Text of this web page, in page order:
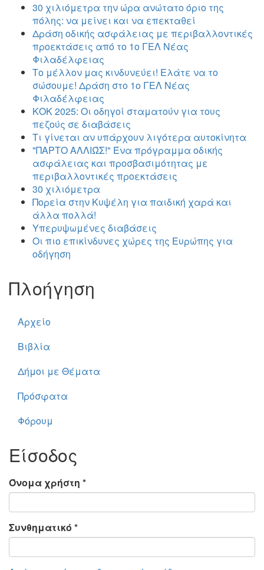
30 χιλιόμετρα την ώρα ανώτατο όριο της
πόλης: να μείνει και να επεκταθεί
Δράση οδικής ασφάλειας με περιβαλλοντικές
προεκτάσεις από το 1ο ΓΕΛ Νέας
Φιλαδέλφειας
Το μέλλον μας κινδυνεύει! Ελάτε να το
σώσουμε! Δράση στο 1ο ΓΕΛ Νέας
Φιλαδέλφειας
ΚΟΚ 2025: Οι οδηγοί σταματούν για τους
πεζούς σε διαβάσεις
Τι γίνεται αν υπάρχουν λιγότερα αυτοκίνητα
"ΠΑΡΤΟ ΑΛΛΙΏΣ!" Ένα πρόγραμμα οδικής
ασφάλειας και προσβασιμότητας με
περιβαλλοντικές προεκτάσεις
30 χιλιόμετρα
Πορεία στην Κυψέλη για παιδική χαρά και
άλλα πολλά!
Υπερυψωμένες διαβάσεις
Οι πιο επικίνδυνες χώρες της Ευρώπης για
οδήγηση
Πλοήγηση
Αρχείο
Βιβλία
Δήμοι με Θέματα
Πρόσφατα
Φόρουμ
Είσοδος
Όνομα χρήστη *
Συνθηματικό *